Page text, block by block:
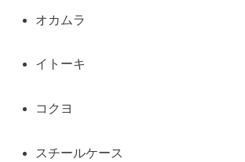
オカムラ
イトーキ
コクヨ
スチールケース